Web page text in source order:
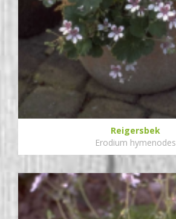
Reigersbek
Erodium hymenodes